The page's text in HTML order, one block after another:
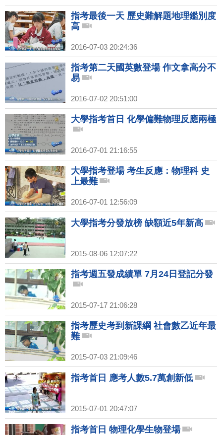
指考最後一天 歷史難解題地理鑑別度
高
2016-07-03 20:24:36
指考第二天國英數登場 作文拿高分不
易
2016-07-02 20:51:00
大學指考首日 化學偏難物理反應兩極
2016-07-01 21:16:55
大學指考登場 考生反應：物理科 史
上最難
2016-07-01 12:56:09
大學指考分發放榜 缺額近5年新高
2015-08-06 12:07:22
指考週五發成績單 7月24日登記分發
2015-07-17 21:06:28
指考歷史考到新課綱 社會數乙近年最
難
2015-07-03 21:09:46
指考首日 應考人數5.7萬創新低
2015-07-01 20:47:07
指考首日 物理化學生物登場